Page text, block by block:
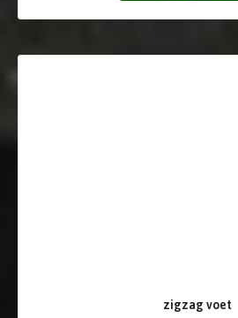
zigzag voet